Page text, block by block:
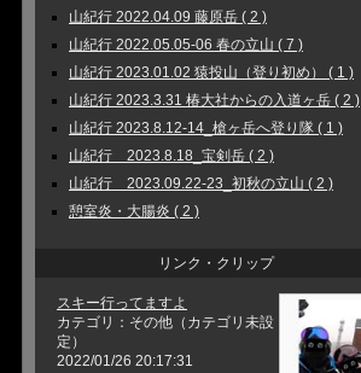
山紀行 2022.04.09 藤原岳 ( 2 )
山紀行 2022.05.05-06 春の立山 ( 7 )
山紀行 2023.01.02 猿投山（登り初め） ( 1 )
山紀行 2023.3.31 椿大社からの入道ヶ岳 ( 2 )
山紀行 2023.8.12-14_槍ヶ岳へ登り隊 ( 1 )
山紀行 2023.8.18_宝剣岳 ( 2 )
山紀行 2023.09.22-23_初秋の立山 ( 2 )
憩室炎・大腸炎 ( 2 )
リンク・クリップ
スキー行ってますよ
カテゴリ：その他（カテゴリ未設
定）
2022/01/26 20:17:31